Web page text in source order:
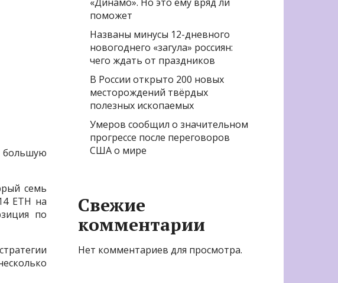
большую
семь
ETH на
по
поможет
Названы минусы 12-дневного
новогоднего «загула» россиян:
чего ждать от праздников
В России открыто 200 новых
месторождений твёрдых
полезных ископаемых
Умеров сообщил о значительном
прогрессе после переговоров
США о мире
Свежие
комментарии
Нет комментариев для просмотра.